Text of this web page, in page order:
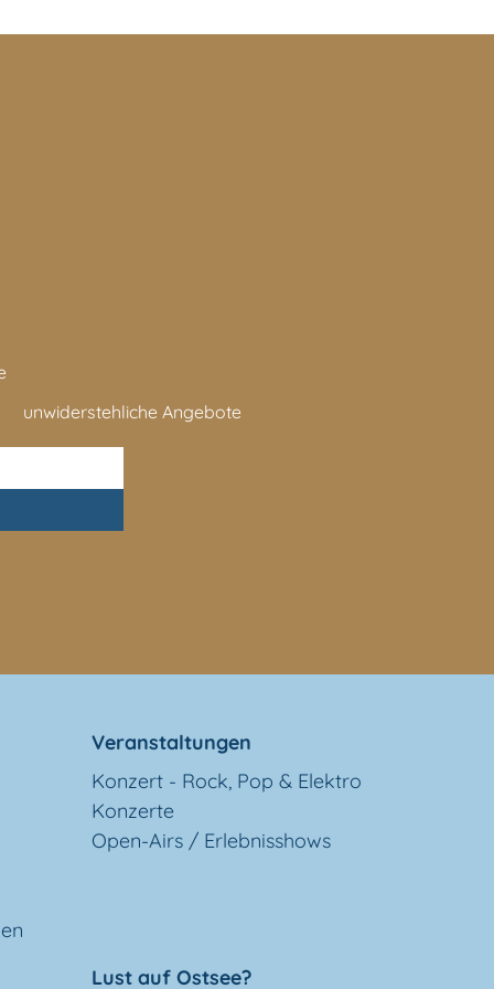
unwiderstehliche Angebote
Veranstaltungen
Konzert - Rock, Pop & Elektro
Konzerte
Open-Airs / Erlebnisshows
Lust auf Ostsee?